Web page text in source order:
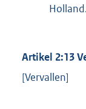
Artikel 2:13
[Vervallen]